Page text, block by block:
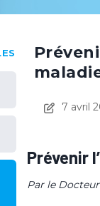
7 avril
Prévenir
Par le